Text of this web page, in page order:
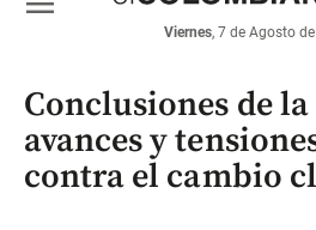
Colombia
Viernes, 7 de Agosto
Conclusiones de la
avances y
contra el cambio